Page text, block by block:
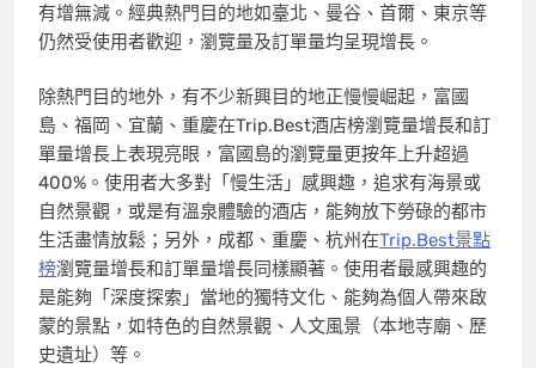
有增無減。經典熱門目的地如臺北、曼谷、首爾、東京等
仍然受使用者歡迎，瀏覽量及訂單量均呈現增長。
除熱門目的地外，有不少新興目的地正慢慢崛起，富國
島、福岡、宜蘭、重慶在Trip.Best酒店榜瀏覽量增長和訂
單量增長上表現亮眼，富國島的瀏覽量更按年上升超過
400%。使用者大多對「慢生活」感興趣，追求有海景或
自然景觀，或是有溫泉體驗的酒店，能夠放下勞碌的都市
生活盡情放鬆；另外，成都、重慶、杭州在Trip.Best景點
榜瀏覽量增長和訂單量增長同樣顯著。使用者最感興趣的
是能夠「深度探索」當地的獨特文化、能夠為個人帶來啟
蒙的景點，如特色的自然景觀、人文風景（本地寺廟、歷
史遺址）等。